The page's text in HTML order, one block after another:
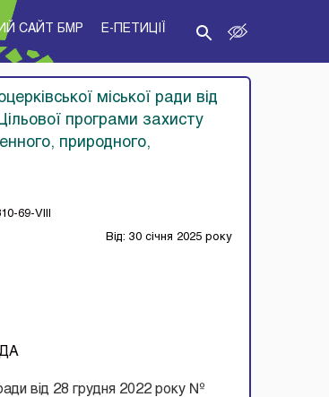
САЙТ БМР E-ПЕТИЦІЇ
міської ради від
програми захисту
природного,
69-VIII
Від: 30 січня 2025 року
від 28 грудня 2022 року №